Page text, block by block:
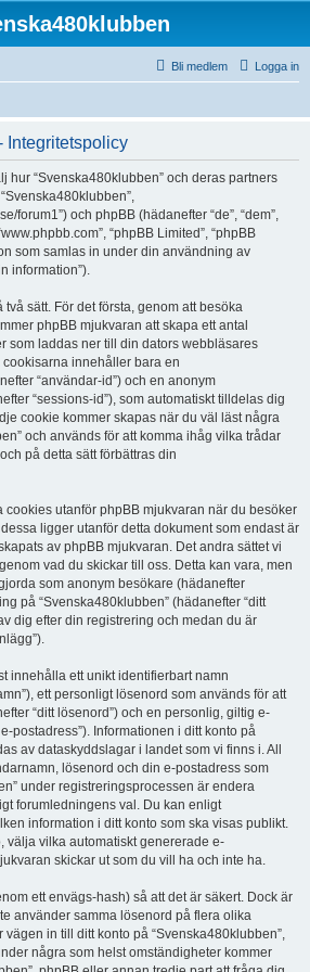
Logga in
Bli medlem
Integritetspolicy
hur “Svenska480klubben” och deras partners
“Svenska480klubben”,
forum1”) och phpBB (hädanefter “de”, “dem”,
“phpBB Limited”, “phpBB
som samlas in under din användning av
information”).
sätt. För det första, genom att besöka
phpBB mjukvaran att skapa ett antal
som laddas ner till din dators webbläsares
innehåller bara en
“användar-id”) och en anonym
“sessions-id”), som automatiskt tilldelas dig
cookie kommer skapas när du väl läst några
och används för att komma ihåg vilka trådar
på detta sätt förbättras din
cookies utanför phpBB mjukvaran när du besöker
ligger utanför detta dokument som endast är
av phpBB mjukvaran. Det andra sättet vi
vad du skickar till oss. Detta kan vara, men
som anonym besökare (hädanefter
på “Svenska480klubben” (hädanefter “ditt
dig efter din registrering och medan du är
innehålla ett unikt identifierbart namn
ett personligt lösenord som används för att
“ditt lösenord”) och en personlig, giltig e-
postadress”). Informationen i ditt konto på
av dataskyddslagar i landet som vi finns i. All
lösenord och din e-postadress som
under registreringsprocessen är endera
forumledningens val. Du kan enligt
information i ditt konto som ska visas publikt.
välja vilka automatiskt genererade e-
skickar ut som du vill ha och inte ha.
ett envägs-hash) så att det är säkert. Dock är
använder samma lösenord på flera olika
in till ditt konto på “Svenska480klubben”,
några som helst omständigheter kommer